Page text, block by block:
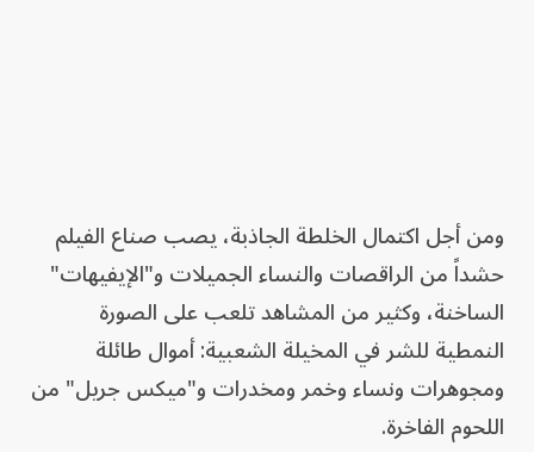
ومن أجل اكتمال الخلطة الجاذبة، يصب صناع الفيلم
حشداً من الراقصات والنساء الجميلات و"الإيفيهات"
الساخنة، وكثير من المشاهد تلعب على الصورة
النمطية للشر في المخيلة الشعبية: أموال طائلة
ومجوهرات ونساء وخمر ومخدرات و"ميكس جريل" من
اللحوم الفاخرة.